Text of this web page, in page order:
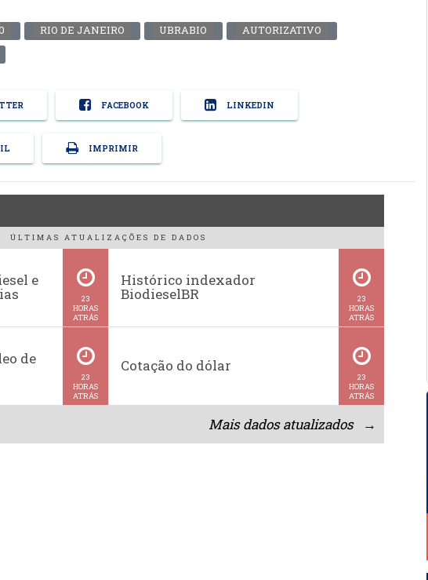
RIO DE JANEIRO UBRABIO
AUTORIZATIVO
FACEBOOK LINKEDIN
IMPRIMIR
ÚLTIMAS ATUALIZAÇÕES DE DADOS
e
23
HORAS
ATRÁS
Histórico indexador
BiodieselBR
23
HORAS
ATRÁS
de
23
HORAS
ATRÁS
Cotação do dólar
23
HORAS
ATRÁS
Mais dados atualizados →